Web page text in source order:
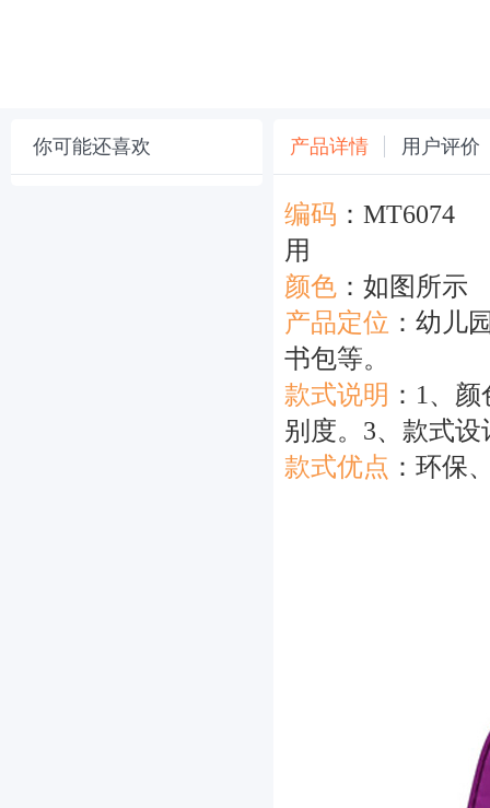
你可能还喜欢 产品详情 用户评价
编码 ：MT6074
用
颜色 ：如图所
产品定位 ： 幼儿
书包等。
款式说明 ： 1、
别度。3、款式设
款式优点 ： 环保